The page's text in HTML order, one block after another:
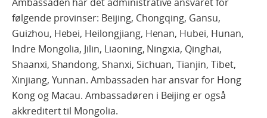
følgende provinser: Beijing, Chongqing, Gansu,
Guizhou, Hebei, Heilongjiang, Henan, Hubei, Hunan,
Indre Mongolia, Jilin, Liaoning, Ningxia, Qinghai,
Shaanxi, Shandong, Shanxi, Sichuan, Tianjin, Tibet,
Xinjiang, Yunnan. Ambassaden har ansvar for Hong
Kong og Macau. Ambassadøren i Beijing er også
akkreditert til Mongolia.